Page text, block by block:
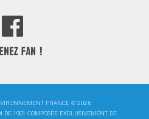
FAN !
FRANCE © 2026
DE 1901 COMPOSÉE EXCLUSIVEMENT DE